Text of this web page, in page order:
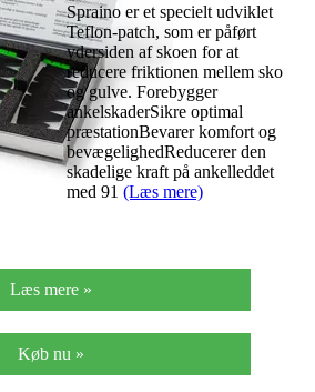
Spraino er et specielt udviklet
Teflon-patch, som er påført
ydersiden af skoen for at
reducere friktionen mellem sko
og gulve. Forebygger
ankelskaderSikre optimal
præstationBevarer komfort og
bevægelighedReducerer den
skadelige kraft på ankelleddet
med 91 (Læs mere)
Læs mere »
Køb nu »